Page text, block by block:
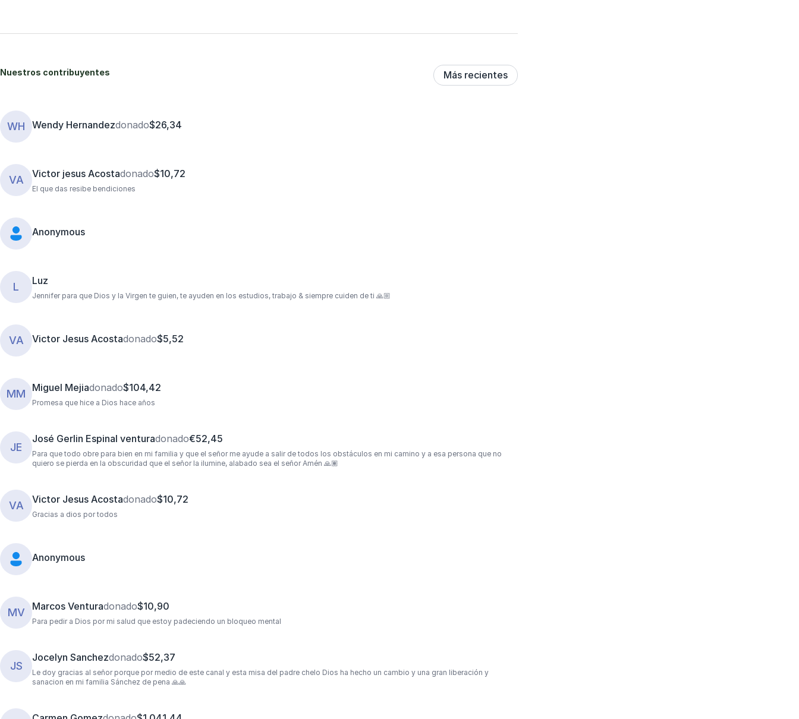
Nuestros contribuyentes Más recientes
WH Wendy Hernandezdonado$26,34
VA Victor jesus Acostadonado$10,72
El que das resibe bendiciones
Anonymous
L Luz
Jennifer para que Dios y la Virgen te guien, te ayuden en los estudios, trabajo & siempre cuiden de ti 🙏🏼
VA Victor Jesus Acostadonado$5,52
MM Miguel Mejiadonado$104,42
Promesa que hice a Dios hace años
JE
José Gerlin Espinal venturadonado€52,45
Para que todo obre para bien en mi familia y que el señor me ayude a salir de todos los obstáculos en mi camino y a esa persona que no
quiero se pierda en la obscuridad que el señor la ilumine, alabado sea el señor Amén 🙏🏽
VA Victor Jesus Acostadonado$10,72
Gracias a dios por todos
Anonymous
MV Marcos Venturadonado$10,90
Para pedir a Dios por mi salud que estoy padeciendo un bloqueo mental
JS
Jocelyn Sanchezdonado$52,37
Le doy gracias al señor porque por medio de este canal y esta misa del padre chelo Dios ha hecho un cambio y una gran liberación y
sanacion en mi familia Sánchez de pena 🙏🙏